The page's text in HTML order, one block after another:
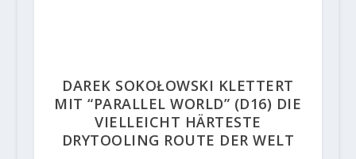
DAREK SOKOŁOWSKI KLETTERT
MIT “PARALLEL WORLD” (D16) DIE
VIELLEICHT HÄRTESTE
DRYTOOLING ROUTE DER WELT